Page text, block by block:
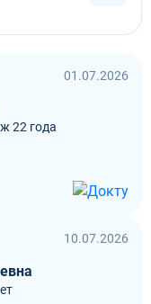
01.07.2026
22 года
10.07.2026